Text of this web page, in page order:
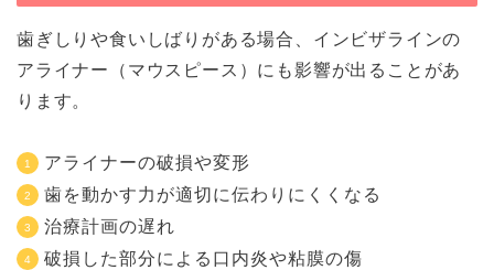
歯ぎしりや食いしばりがある場合、インビザラインの
アライナー（マウスピース）にも影響が出ることがあ
ります。
アライナーの破損や変形
歯を動かす力が適切に伝わりにくくなる
治療計画の遅れ
破損した部分による口内炎や粘膜の傷